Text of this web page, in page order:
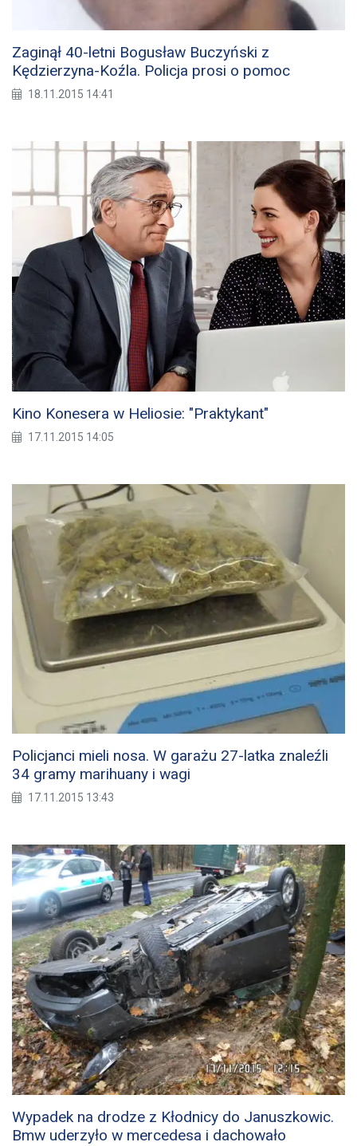
Zaginął 40-letni Bogusław Buczyński z
Kędzierzyna-Koźla. Policja prosi o pomoc
18.11.2015 14:41
Kino Konesera w Heliosie: "Praktykant"
17.11.2015 14:05
Policjanci mieli nosa. W garażu 27-latka znaleźli
34 gramy marihuany i wagi
17.11.2015 13:43
Wypadek na drodze z Kłodnicy do Januszkowic.
Bmw uderzyło w mercedesa i dachowało